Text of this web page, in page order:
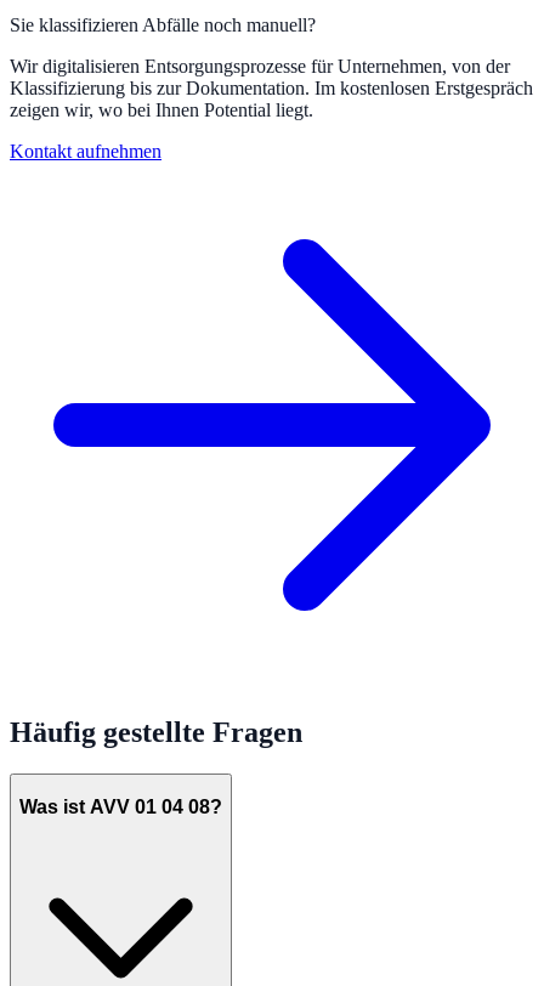
Sie klassifizieren Abfälle noch manuell?
Wir digitalisieren Entsorgungsprozesse für Unternehmen, von der
Klassifizierung bis zur Dokumentation. Im kostenlosen Erstgespräch
zeigen wir, wo bei Ihnen Potential liegt.
Kontakt aufnehmen
Häufig gestellte Fragen
Was ist AVV 01 04 08?